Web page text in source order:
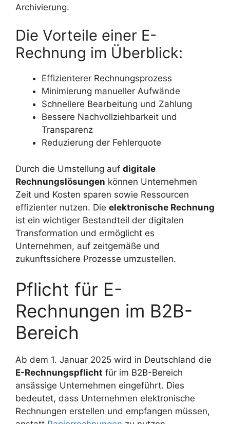
Archivierung.
Die Vorteile einer E-
Rechnung im Überblick:
Effizienterer Rechnungsprozess
Minimierung manueller Aufwände
Schnellere Bearbeitung und Zahlung
Bessere Nachvollziehbarkeit und
Transparenz
Reduzierung der Fehlerquote
Durch die Umstellung auf digitale
Rechnungslösungen können Unternehmen
Zeit und Kosten sparen sowie Ressourcen
effizienter nutzen. Die elektronische Rechnung
ist ein wichtiger Bestandteil der digitalen
Transformation und ermöglicht es
Unternehmen, auf zeitgemäße und
zukunftssichere Prozesse umzustellen.
Pflicht für E-
Rechnungen im B2B-
Bereich
Ab dem 1. Januar 2025 wird in Deutschland die
E-Rechnungspflicht für im B2B-Bereich
ansässige Unternehmen eingeführt. Dies
bedeutet, dass Unternehmen elektronische
Rechnungen erstellen und empfangen müssen,